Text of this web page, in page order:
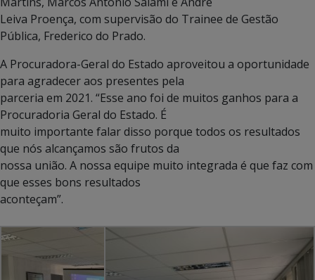
Leiva Proença, com supervisão do Trainee de Gestão
Pública, Frederico do Prado.
A Procuradora-Geral do Estado aproveitou a oportunidade
para agradecer aos presentes pela
parceria em 2021. “Esse ano foi de muitos ganhos para a
Procuradoria Geral do Estado. É
muito importante falar disso porque todos os resultados
que nós alcançamos são frutos da
nossa união. A nossa equipe muito integrada é que faz com
que esses bons resultados
aconteçam”.